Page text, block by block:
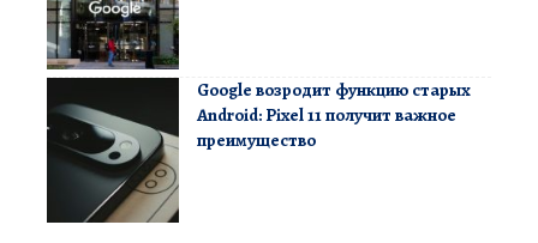
Google возродит функцию старых
Android: Pixel 11 получит важное
преимущество